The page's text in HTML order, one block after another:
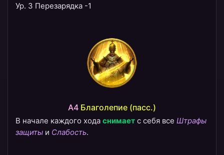
Ур. 3 Перезарядка -1
A4 ​Благолепие (пасс.)
В начале каждого хода снимает с себя все Штрафы
защиты и Слабость.